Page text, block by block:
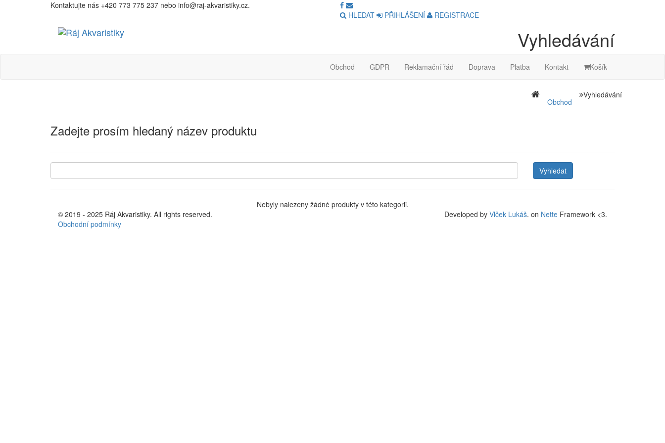
Kontaktujte nás +420 773 775 237 nebo info@raj-akvaristiky.cz.
HLEDAT
PŘIHLÁŠENÍ REGISTRACE
Akvaristiky Vyhledávání
Obchod GDPR Reklamační řád Doprava Platba Kontakt Košík
Obchod
Vyhledávání
Zadejte prosím hledaný název produktu
Nebyly nalezeny žádné produkty v této kategorii.
© 2019 - 2025 Ráj Akvaristiky. All rights reserved.
Obchodní podmínky
Developed by Vlček Lukáš. on Nette Framework <3.